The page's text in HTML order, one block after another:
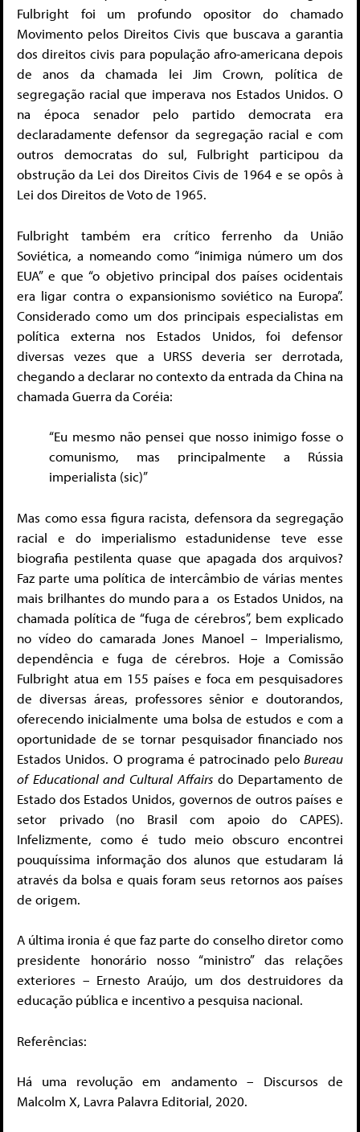
Fulbright foi um profundo opositor do chamado
Movimento pelos Direitos Civis que buscava a garantia
dos direitos civis para população afro-americana depois
de anos da chamada lei Jim Crown, política de
segregação racial que imperava nos Estados Unidos. O
na época senador pelo partido democrata era
declaradamente defensor da segregação racial e com
outros democratas do sul, Fulbright participou da
obstrução da Lei dos Direitos Civis de 1964 e se opôs à
Lei dos Direitos de Voto de 1965.
Fulbright também era crítico ferrenho da União
Soviética, a nomeando como “inimiga número um dos
EUA” e que “o objetivo principal dos países ocidentais
era ligar contra o expansionismo soviético na Europa”.
Considerado como um dos principais especialistas em
política externa nos Estados Unidos, foi defensor
diversas vezes que a URSS deveria ser derrotada,
chegando a declarar no contexto da entrada da China na
chamada Guerra da Coréia:
“Eu mesmo não pensei que nosso inimigo fosse o
comunismo, mas principalmente a Rússia
imperialista (sic)”
Mas como essa figura racista, defensora da segregação
racial e do imperialismo estadunidense teve esse
biografia pestilenta quase que apagada dos arquivos?
Faz parte uma política de intercâmbio de várias mentes
mais brilhantes do mundo para a os Estados Unidos, na
chamada política de “fuga de cérebros”, bem explicado
no vídeo do camarada Jones Manoel – Imperialismo,
dependência e fuga de cérebros. Hoje a Comissão
Fulbright atua em 155 países e foca em pesquisadores
de diversas áreas, professores sênior e doutorandos,
oferecendo inicialmente uma bolsa de estudos e com a
oportunidade de se tornar pesquisador financiado nos
Estados Unidos. O programa é patrocinado pelo Bureau
of Educational and Cultural Affairs do Departamento de
Estado dos Estados Unidos, governos de outros países e
setor privado (no Brasil com apoio do CAPES).
Infelizmente, como é tudo meio obscuro encontrei
pouquíssima informação dos alunos que estudaram lá
através da bolsa e quais foram seus retornos aos países
de origem.
A última ironia é que faz parte do conselho diretor como
presidente honorário nosso “ministro” das relações
exteriores – Ernesto Araújo, um dos destruidores da
educação pública e incentivo a pesquisa nacional.
Referências:
Há uma revolução em andamento – Discursos de
Malcolm X, Lavra Palavra Editorial, 2020.